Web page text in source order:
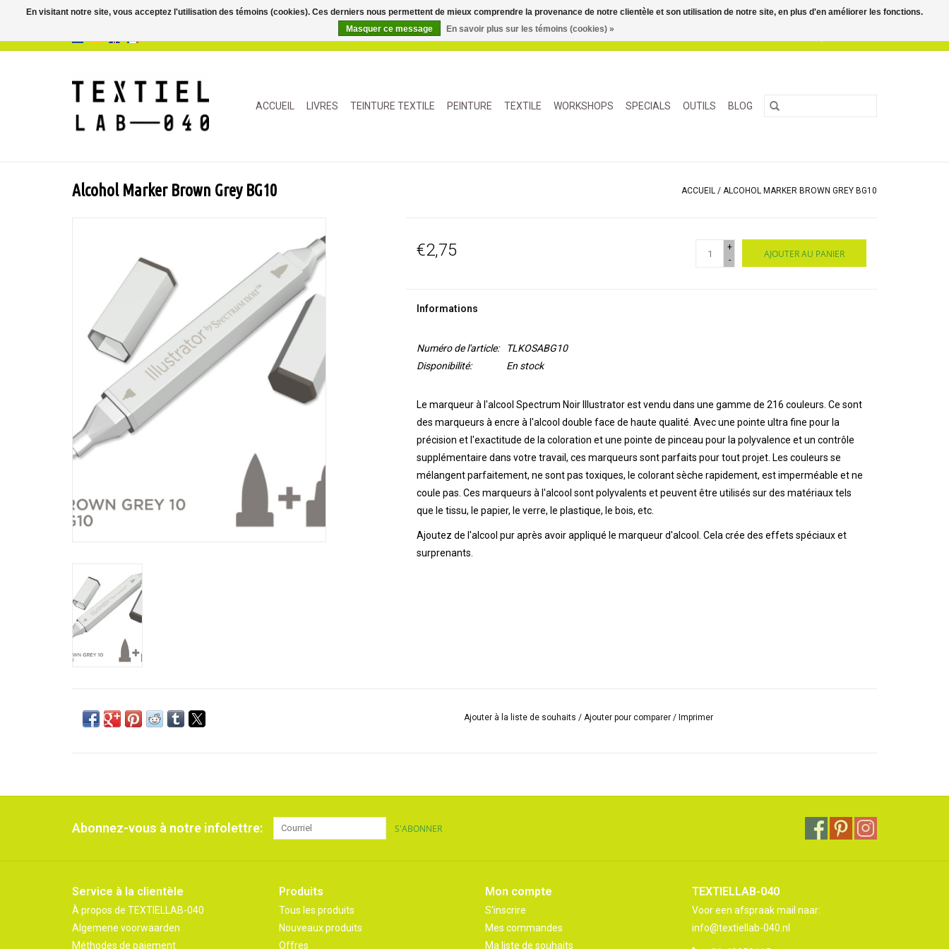
ACCUEIL LIVRES TEINTURE TEXTILE PEINTURE TEXTILE WORKSHOPS SPECIALS OUTILS BLOG
Alcohol Marker Brown Grey BG10 ACCUEIL / ALCOHOL MARKER BROWN GREY BG10
€2,75
+
-
AJOUTER AU PANIER
Informations
Numéro de l'article:
TLKOSABG10
Disponibilité:
En stock
Le marqueur à l'alcool Spectrum Noir Illustrator est vendu dans une gamme de 216 couleurs. Ce sont
des marqueurs à encre à l'alcool double face de haute qualité. Avec une pointe ultra fine pour la
précision et l'exactitude de la coloration et une pointe de pinceau pour la polyvalence et un contrôle
supplémentaire dans votre travail, ces marqueurs sont parfaits pour tout projet. Les couleurs se
mélangent parfaitement, ne sont pas toxiques, le colorant sèche rapidement, est imperméable et ne
coule pas. Ces marqueurs à l'alcool sont polyvalents et peuvent être utilisés sur des matériaux tels
que le tissu, le papier, le verre, le plastique, le bois, etc.
Ajoutez de l'alcool pur après avoir appliqué le marqueur d'alcool. Cela crée des effets spéciaux et
surprenants.
Ajouter à la liste de souhaits / Ajouter pour comparer /Imprimer
Abonnez-vous à notre infolettre: S'ABONNER
Service à la clientèle
À propos de TEXTIELLAB-040
Algemene voorwaarden
Méthodes de paiement
Produits
Tous les produits
Nouveaux produits
Offres
Mon compte
S'inscrire
Mes commandes
Ma liste de souhaits
TEXTIELLAB-040
Voor een afspraak mail naar:
info@textiellab-040.nl
En visitant notre site, vous acceptez l'utilisation des témoins (cookies). Ces derniers nous permettent de mieux comprendre la provenance de notre clientèle et son utilisation de notre site, en plus d'en améliorer les fonctions.
Masquer ce message
En savoir plus sur les témoins (cookies) »